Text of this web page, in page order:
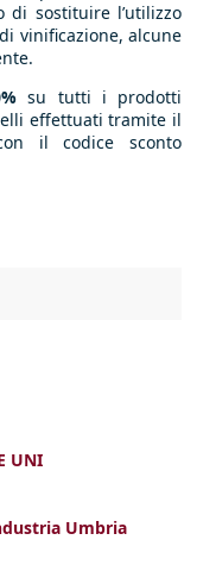
di sostituire l’utilizzo
vinificazione, alcune
su tutti i prodotti
effettuati tramite il
is external)
il codice sconto
UNI
Umbria